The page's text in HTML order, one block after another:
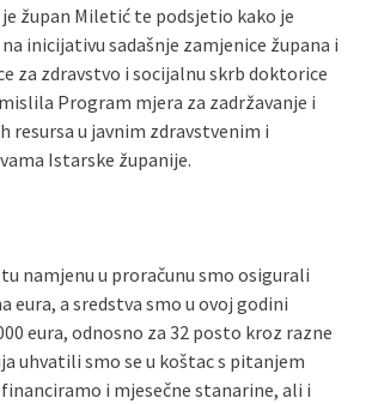
župan Miletić te podsjetio kako je
inicijativu sadašnje zamjenice župana i
za zdravstvo i socijalnu skrb doktorice
Program mjera za zadržavanje i
resursa u javnim zdravstvenim i
Istarske županije.
tu namjenu u proračunu smo osigurali
eura, a sredstva smo u ovoj godini
eura, odnosno za 32 posto kroz razne
uhvatili smo se u koštac s pitanjem
i mjesečne stanarine, ali i